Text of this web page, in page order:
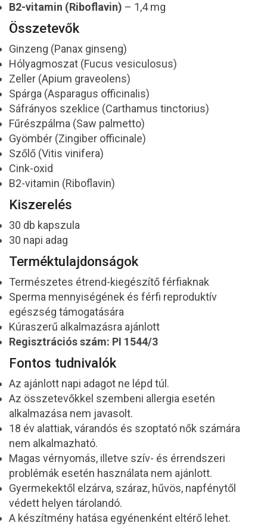
B2-vitamin (Riboflavin) – 1,4 mg
Összetevők
Ginzeng (Panax ginseng)
Hólyagmoszat (Fucus vesiculosus)
Zeller (Apium graveolens)
Spárga (Asparagus officinalis)
Sáfrányos szeklice (Carthamus tinctorius)
Fűrészpálma (Saw palmetto)
Gyömbér (Zingiber officinale)
Szőlő (Vitis vinifera)
Cink-oxid
B2-vitamin (Riboflavin)
Kiszerelés
30 db kapszula
30 napi adag
Terméktulajdonságok
Természetes étrend-kiegészítő férfiaknak
Sperma mennyiségének és férfi reproduktív
egészség támogatására
Kúraszerű alkalmazásra ajánlott
Regisztrációs szám: PI 1544/3
Fontos tudnivalók
Az ajánlott napi adagot ne lépd túl.
Az összetevőkkel szembeni allergia esetén
alkalmazása nem javasolt.
18 év alattiak, várandós és szoptató nők számára
nem alkalmazható.
Magas vérnyomás, illetve szív- és érrendszeri
problémák esetén használata nem ajánlott.
Gyermekektől elzárva, száraz, hűvös, napfénytől
védett helyen tárolandó.
A készítmény hatása egyénenként eltérő lehet.